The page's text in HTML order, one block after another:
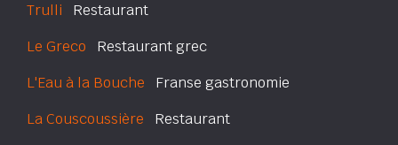
Trulli Restaurant
Le Greco Restaurant grec
L'Eau à la Bouche Franse gastronomie
La Couscoussière Restaurant